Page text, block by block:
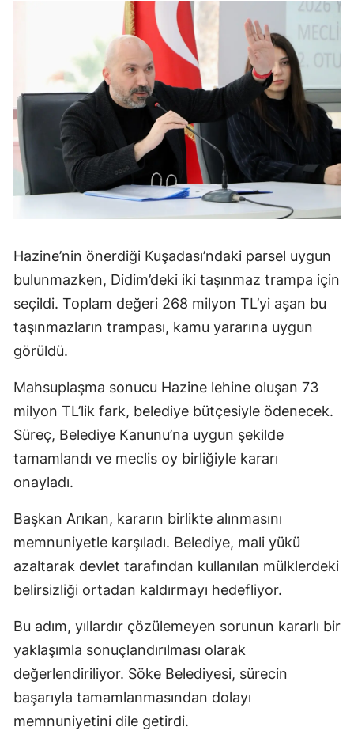
Hazine’nin önerdiği Kuşadası’ndaki parsel uygun
bulunmazken, Didim’deki iki taşınmaz trampa için
seçildi. Toplam değeri 268 milyon TL’yi aşan bu
taşınmazların trampası, kamu yararına uygun
görüldü.
Mahsuplaşma sonucu Hazine lehine oluşan 73
milyon TL’lik fark, belediye bütçesiyle ödenecek.
Süreç, Belediye Kanunu’na uygun şekilde
tamamlandı ve meclis oy birliğiyle kararı
onayladı.
Başkan Arıkan, kararın birlikte alınmasını
memnuniyetle karşıladı. Belediye, mali yükü
azaltarak devlet tarafından kullanılan mülklerdeki
belirsizliği ortadan kaldırmayı hedefliyor.
Bu adım, yıllardır çözülemeyen sorunun kararlı bir
yaklaşımla sonuçlandırılması olarak
değerlendiriliyor. Söke Belediyesi, sürecin
başarıyla tamamlanmasından dolayı
memnuniyetini dile getirdi.